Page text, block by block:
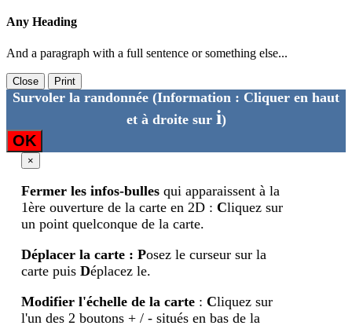
Any Heading
And a paragraph with a full sentence or something else...
Close Print
Survoler la randonnée (Information : Cliquer en haut
et à droite sur i)
OK
×
Fermer les infos-bullesqui apparaissent à la
1ère ouverture de la carte en 2D :Cliquez sur
un point quelconque de la carte.
Déplacer la carte : Posez le curseur sur la
carte puisDéplacez le.
Modifier l'échelle de la carte :Cliquez sur
l'un des 2 boutons + / - situés en bas de la